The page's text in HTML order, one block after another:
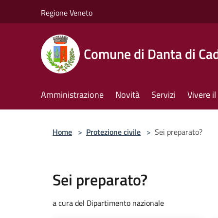
Regione Veneto
Comune di Danta di
Amministrazione Novità Servizi Vivere
Home > Protezione civile > Sei preparato?
Sei preparato?
a cura del Dipartimento nazionale